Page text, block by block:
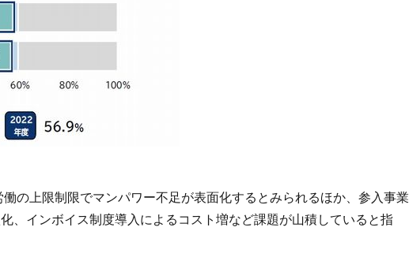
の上限制限でマンパワー不足が表面化するとみられるほか、参入事業
、インボイス制度導入によるコスト増など課題が山積していると指